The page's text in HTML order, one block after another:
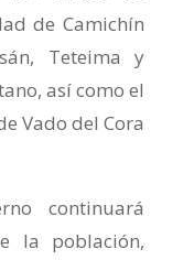
de Camichín
Teteima y
así como el
Vado del Cora
continuará
la población,